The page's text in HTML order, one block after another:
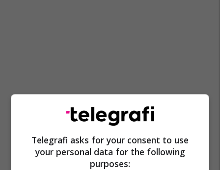
Telegrafi asks for your consent to use
your personal data for the following
purposes: